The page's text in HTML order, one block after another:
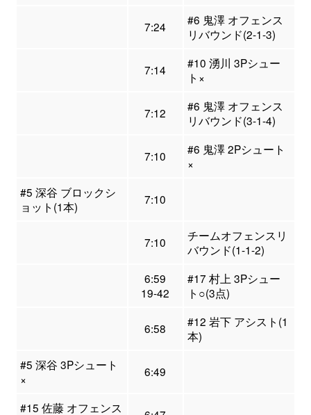
7:24
#6 鬼澤 オフェンス
リバウンド(2-1-3)
7:14
#10 湧川 3Pシュー
ト×
7:12
#6 鬼澤 オフェンス
リバウンド(3-1-4)
7:10
#6 鬼澤 2Pシュート
×
#5 深谷 ブロックシ
ョット(1本)
7:10
7:10
チームオフェンスリ
バウンド(1-1-2)
6:59
19-42
#17 村上 3Pシュー
ト○(3点)
6:58
#12 岩下 アシスト(1
本)
#5 深谷 3Pシュート
×
6:49
#15 佐藤 オフェンス